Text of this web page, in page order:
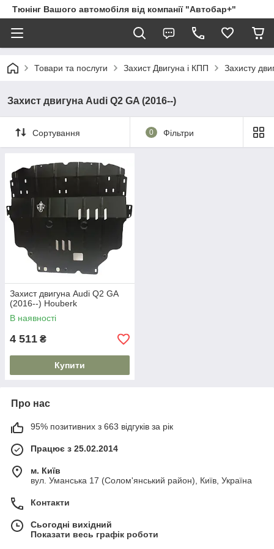
Тюнінг Вашого автомобіля від компанії "Автобар+"
Товари та послуги Захист Двигуна і КПП Захисту
Захист двигуна Audi Q2 GA (2016--)
Сортування 0 Фільтри
Захист двигуна Audi Q2 GA
(2016--) Houberk
В наявності
4 511 ₴
Купити
Про нас
95% позитивних з 663 відгуків за рік
Працює з 25.02.2014
м. Київ
вул. Уманська 17 (Солом'янський район), Київ, Україна
Контакти
Сьогодні вихідний
Показати весь графік роботи